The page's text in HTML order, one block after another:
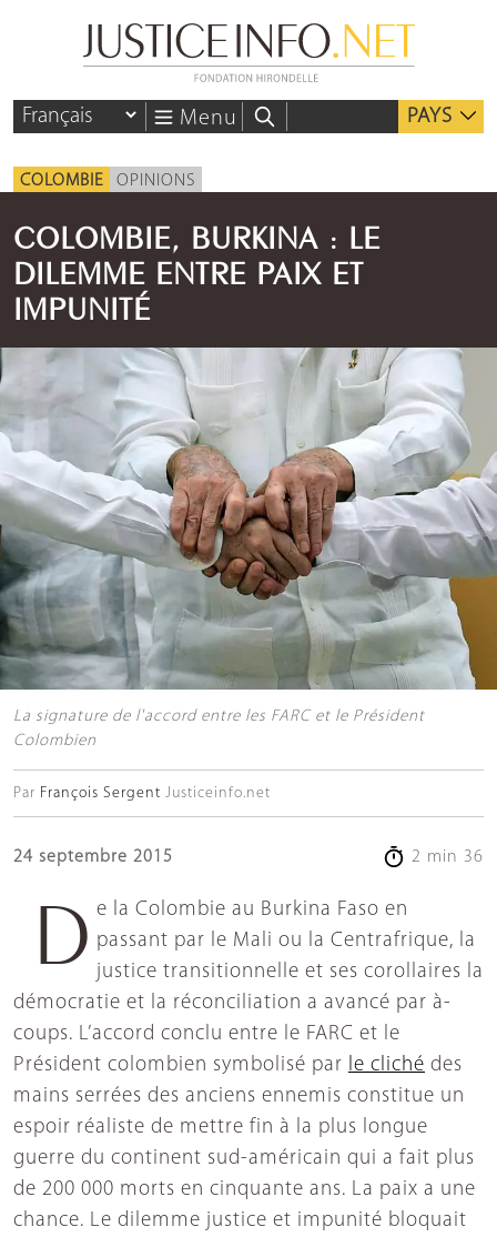
Menu PAYS
COLOMBIE OPINIONS
COLOMBIE, BURKINA : LE
DILEMME ENTRE PAIX ET
IMPUNITÉ
La signature de l'accord entre les FARC et le Président
Colombien
Par François Sergent Justiceinfo.net
24 septembre 2015 2 min 36
De la Colombie au Burkina Faso en passant par le Mali ou la Centrafrique, la
justice transitionnelle et ses corollaires la
démocratie et la réconciliation a avancé par à-
coups. L’accord conclu entre le FARC et le
Président colombien symbolisé par le cliché des
mains serrées des anciens ennemis constitue un
espoir réaliste de mettre fin à la plus longue
guerre du continent sud-américain qui a fait plus
de 200 000 morts en cinquante ans. La paix a une
chance. Le dilemme justice et impunité bloquait